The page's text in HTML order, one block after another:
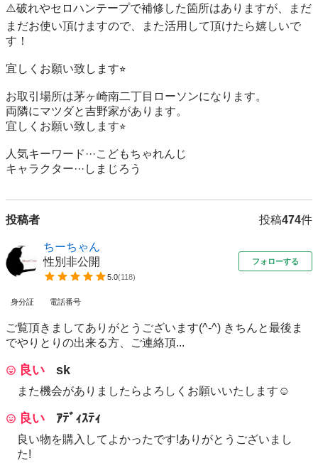
⚠️破れやセロハンテープで補修した箇所はありますが、まだ
まだお使い頂けますので、また活用して頂けたら嬉しいで
す！
宜しくお願い致します⭐︎
お取引場所は茅ヶ崎南二丁目ローソンになります。
両隣にマツダと吉野家があります。
宜しくお願い致します⭐︎
人気キーワード···こどもちゃれんじ
キャラクター···しまじろう
投稿者 投稿474件
ちーちゃん
性別非公開
5.0(118)
フォローする
身分証 電話番号
ご覧頂きましてありがとうございます(^-^) きちんと最後ま
でやりとりの出来る方、ご連絡頂...
良い sk
また機会がありましたらよろしくお願いいたします☺️
良い ｱﾃﾞｨｽﾃｨ
良い物を購入してよかったです!ありがとうございまし
た!